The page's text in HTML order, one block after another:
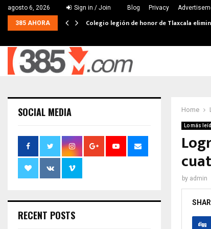
agosto 6, 2026 Sign in / Join Blog Privacy
385 AHORA Colegio legión de honor de Tlaxcala
Home
Lo más
by admin
SOCIAL MEDIA
RECENT POSTS